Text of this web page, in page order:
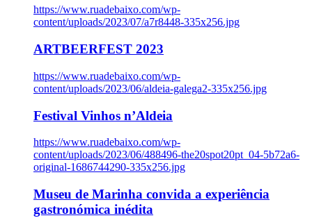
https://www.ruadebaixo.com/wp-
content/uploads/2023/07/a7r8448-335x256.jpg
ARTBEERFEST 2023
https://www.ruadebaixo.com/wp-
content/uploads/2023/06/aldeia-galega2-335x256.jpg
Festival Vinhos n’Aldeia
https://www.ruadebaixo.com/wp-
content/uploads/2023/06/488496-the20spot20pt_04-5b72a6-
original-1686744290-335x256.jpg
Museu de Marinha convida a experiência
gastronómica inédita